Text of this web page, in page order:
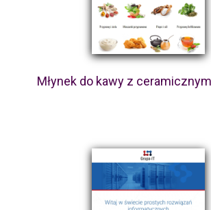
Młynek do kawy z